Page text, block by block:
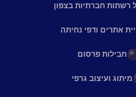
רשתות חברתיות בצפון
אתרים ודפי נחיתה
חבילות פרסום
מיתוג ועיצוב גרפי